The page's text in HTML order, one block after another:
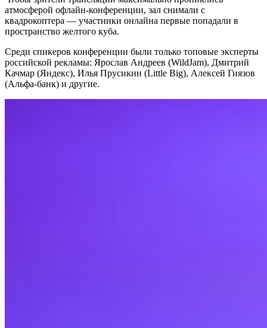
атмосферой офлайн-конференции, зал снимали с
квадрокоптера — участники онлайна первые попадали в
пространство желтого куба.
Среди спикеров конференции были только топовые эксперты
российской рекламы: Ярослав Андреев (WildJam), Дмитрий
Качмар (Яндекс), Илья Прусикин (Little Big), Алексей Гиязов
(Альфа-банк) и другие.